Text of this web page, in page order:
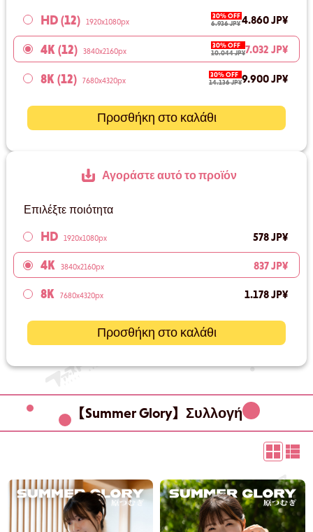
HD (12) 1920x1080px
30% OFF
6.936 JP¥4.860 JP¥
4K (12) 3840x2160px
30% OFF
10.044 JP¥7.032 JP¥
8K (12) 7680x4320px
30% OFF
14.136 JP¥9.900 JP¥
Προσθήκη στο καλάθι
Αγοράστε αυτό το προϊόν
Επιλέξτε ποιότητα
HD 1920x1080px 578 JP¥
4K 3840x2160px 837 JP¥
8K 7680x4320px 1.178 JP¥
Προσθήκη στο καλάθι
【Summer Glory】Συλλογή